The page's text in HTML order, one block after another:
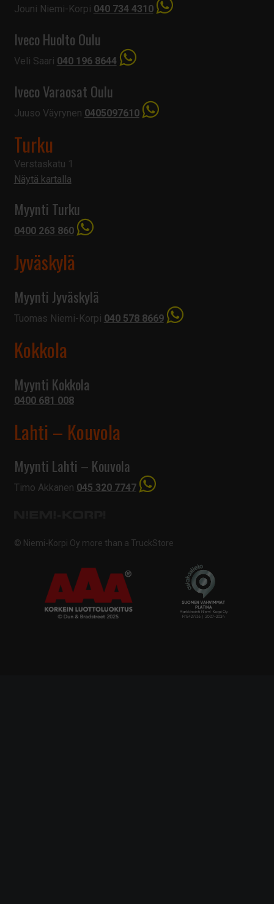
Jouni Niemi-Korpi 040 734 4310
Iveco Huolto Oulu
Veli Saari 040 196 8644
Iveco Varaosat Oulu
Juuso Väyrynen 0405097610
Turku
Verstaskatu 1
Näytä kartalla
Myynti Turku
0400 263 860
Jyväskylä
Myynti Jyväskylä
Tuomas Niemi-Korpi 040 578 8669
Kokkola
Myynti Kokkola
0400 681 008
Lahti – Kouvola
Myynti Lahti – Kouvola
Timo Akkanen 045 320 7747
© Niemi-Korpi Oy more than a TruckStore